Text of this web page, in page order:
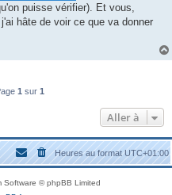
puisse vérifier). Et vous,
hâte de voir ce que va donner
1 sur 1
Aller à
Heures au formatUTC+01:00
Software © phpBB Limited